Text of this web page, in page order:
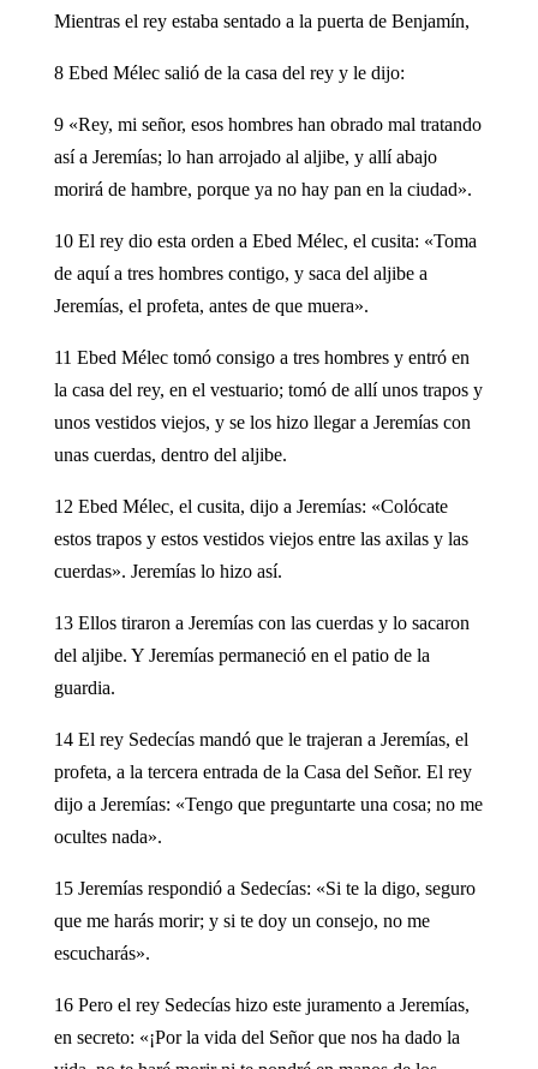
Mientras el rey estaba sentado a la puerta de Benjamín,
8 Ebed Mélec salió de la casa del rey y le dijo:
9 «Rey, mi señor, esos hombres han obrado mal tratando
así a Jeremías; lo han arrojado al aljibe, y allí abajo
morirá de hambre, porque ya no hay pan en la ciudad».
10 El rey dio esta orden a Ebed Mélec, el cusita: «Toma
de aquí a tres hombres contigo, y saca del aljibe a
Jeremías, el profeta, antes de que muera».
11 Ebed Mélec tomó consigo a tres hombres y entró en
la casa del rey, en el vestuario; tomó de allí unos trapos y
unos vestidos viejos, y se los hizo llegar a Jeremías con
unas cuerdas, dentro del aljibe.
12 Ebed Mélec, el cusita, dijo a Jeremías: «Colócate
estos trapos y estos vestidos viejos entre las axilas y las
cuerdas». Jeremías lo hizo así.
13 Ellos tiraron a Jeremías con las cuerdas y lo sacaron
del aljibe. Y Jeremías permaneció en el patio de la
guardia.
14 El rey Sedecías mandó que le trajeran a Jeremías, el
profeta, a la tercera entrada de la Casa del Señor. El rey
dijo a Jeremías: «Tengo que preguntarte una cosa; no me
ocultes nada».
15 Jeremías respondió a Sedecías: «Si te la digo, seguro
que me harás morir; y si te doy un consejo, no me
escucharás».
16 Pero el rey Sedecías hizo este juramento a Jeremías,
en secreto: «¡Por la vida del Señor que nos ha dado la